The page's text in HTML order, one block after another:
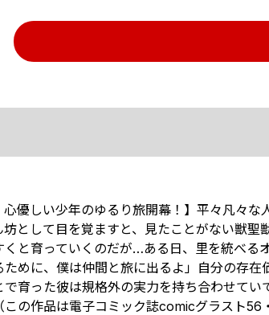
心優しい少年のゆるり旅開幕！】平々凡々
として目を覚ますと、見たことがない獣――
と育っていくのだが…ある日、里を統べる
るために、僕は仲間と旅に出るよ」自分の
育った彼は規格外の実力を持ち合わせてい
の作品は電子コミック誌comicグラスト